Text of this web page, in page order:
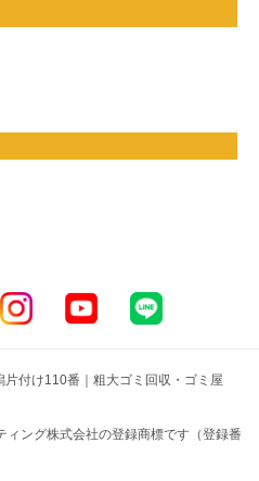
付け110番｜粗大ゴミ回収・ゴミ屋
ィング株式会社の登録商標です（登録番